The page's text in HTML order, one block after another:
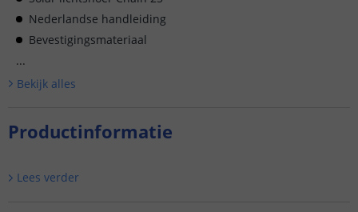
Nederlandse handleiding
Bevestigingsmateriaal
...
Bekijk alles
Productinformatie
Lees verder